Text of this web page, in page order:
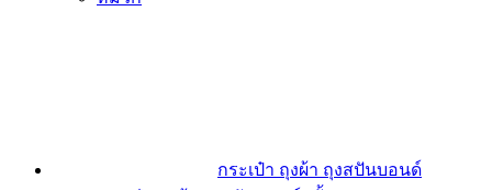
กระเป๋า ถุงผ้า ถุงสปันบอนด์